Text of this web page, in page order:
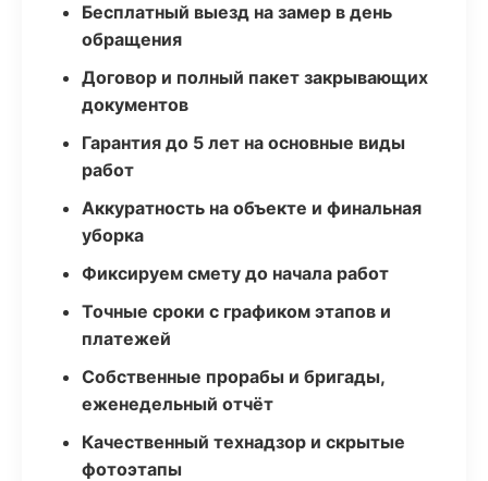
Бесплатный выезд на замер в день
обращения
Договор и полный пакет закрывающих
документов
Гарантия до 5 лет на основные виды
работ
Аккуратность на объекте и финальная
уборка
Фиксируем смету до начала работ
Точные сроки с графиком этапов и
платежей
Собственные прорабы и бригады,
еженедельный отчёт
Качественный технадзор и скрытые
фотоэтапы